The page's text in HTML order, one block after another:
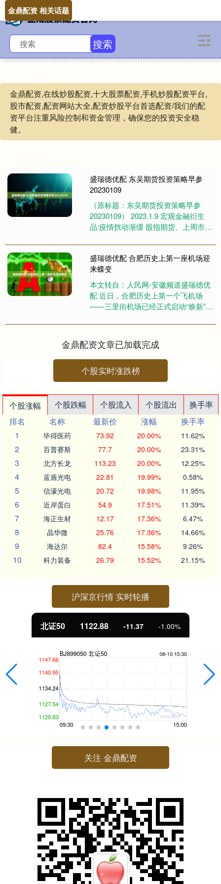
搜索
金鼎配资,在线炒股配资,十大股票配资,手机炒股配资平台,
股市配资,配资网站大全,配资炒股平台首选配资/我们的配
资平台注重风险控制和资金管理，确保您的投资安全稳
健。
金鼎配资 相关话题
盛瑞德优配 东吴期货投资策略早参
20230109
（原标题：东吴期货投资策略早参
20230109） 2023.1.9 宏观金融衍生
品:疫情扰动渐缓 股指期货。上周市场
冲击逐渐缓和....
盛瑞德优配 合肥历史上第一座机场迎
来蝶变
本文转自：人民网-安徽频道盛瑞德优
配 近日，合肥历史上第一个飞机场
——三里街机场已经正式启动“焕新”，
格的院系综合体，整个建筑体....
金鼎配资文章已加载完成
个股实时涨跌榜
个股涨幅 个股跌幅 个股流入 个股流出
换手率
排名
名称 最新价 涨幅
换手率
1
毕得医药 73.92 20.00% 11.62%
2 百普赛斯 77.7 20.00% 23.31%
3 北方长龙 113.23 20.00% 12.25%
4 蓝盾光电 22.81 19.99% 0.58%
5 信濠光电 20.72 19.98% 11.95%
6 近岸蛋白 54.9 17.51% 11.39%
7 海正生材 12.17 17.36% 6.47%
8 晶华微 25.76 17.36% 14.66%
9 海达尔 82.4 15.58% 9.26%
10 科力装备 26.79 15.52% 21.15%
沪深京行情 实时轮播
北证50 1122.88 -11.37 -1.00%
关注 金鼎配资